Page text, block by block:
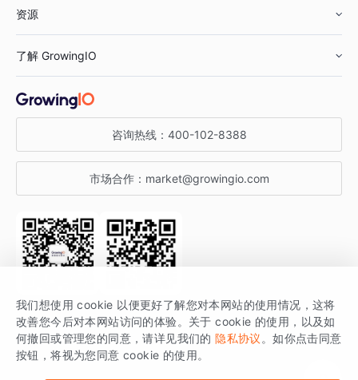
鞋服行业
汽车行业
金融行业
智能运营
获客分析
资源
增长公开课
增长博客
开发者文档
SDK 文档
场景指南
了解 GrowingIO
关于 GrowingIO
增长大会
行业活动
咨询热线： 400-102-8388
市场合作： market@growingio.com
关注公众号 获取更多干货
GrowingIO 是专注于数据智能分析与增长的品牌，核心平台为 GrowingIO
分析云。
我们想使用 cookie 以便更好了解您对本网站的使用情况，这将
改善您今后对本网站访问的体验。关于 cookie 的使用，以及如
何撤回或管理您的同意，请详见我们的 隐私协议 。如你点击同意
按钮，将视为您同意 cookie 的使用。